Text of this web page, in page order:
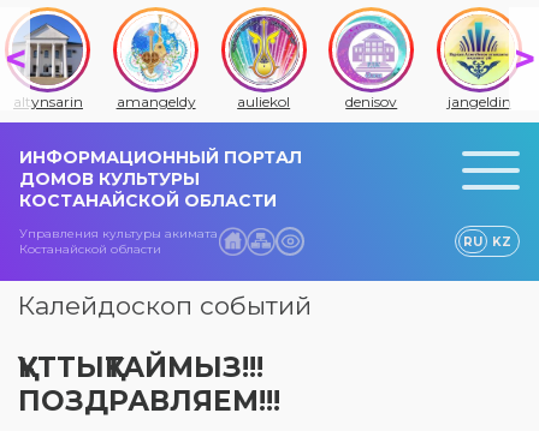
altynsarin amangeldy auliekol denisov jangeldin
ИНФОРМАЦИОННЫЙ ПОРТАЛ
ДОМОВ КУЛЬТУРЫ
КОСТАНАЙСКОЙ ОБЛАСТИ
Управления культуры акимата
Костанайской области
RU KZ
Калейдоскоп событий
ҚҰТТЫҚТАЙМЫЗ!!!
ПОЗДРАВЛЯЕМ!!!